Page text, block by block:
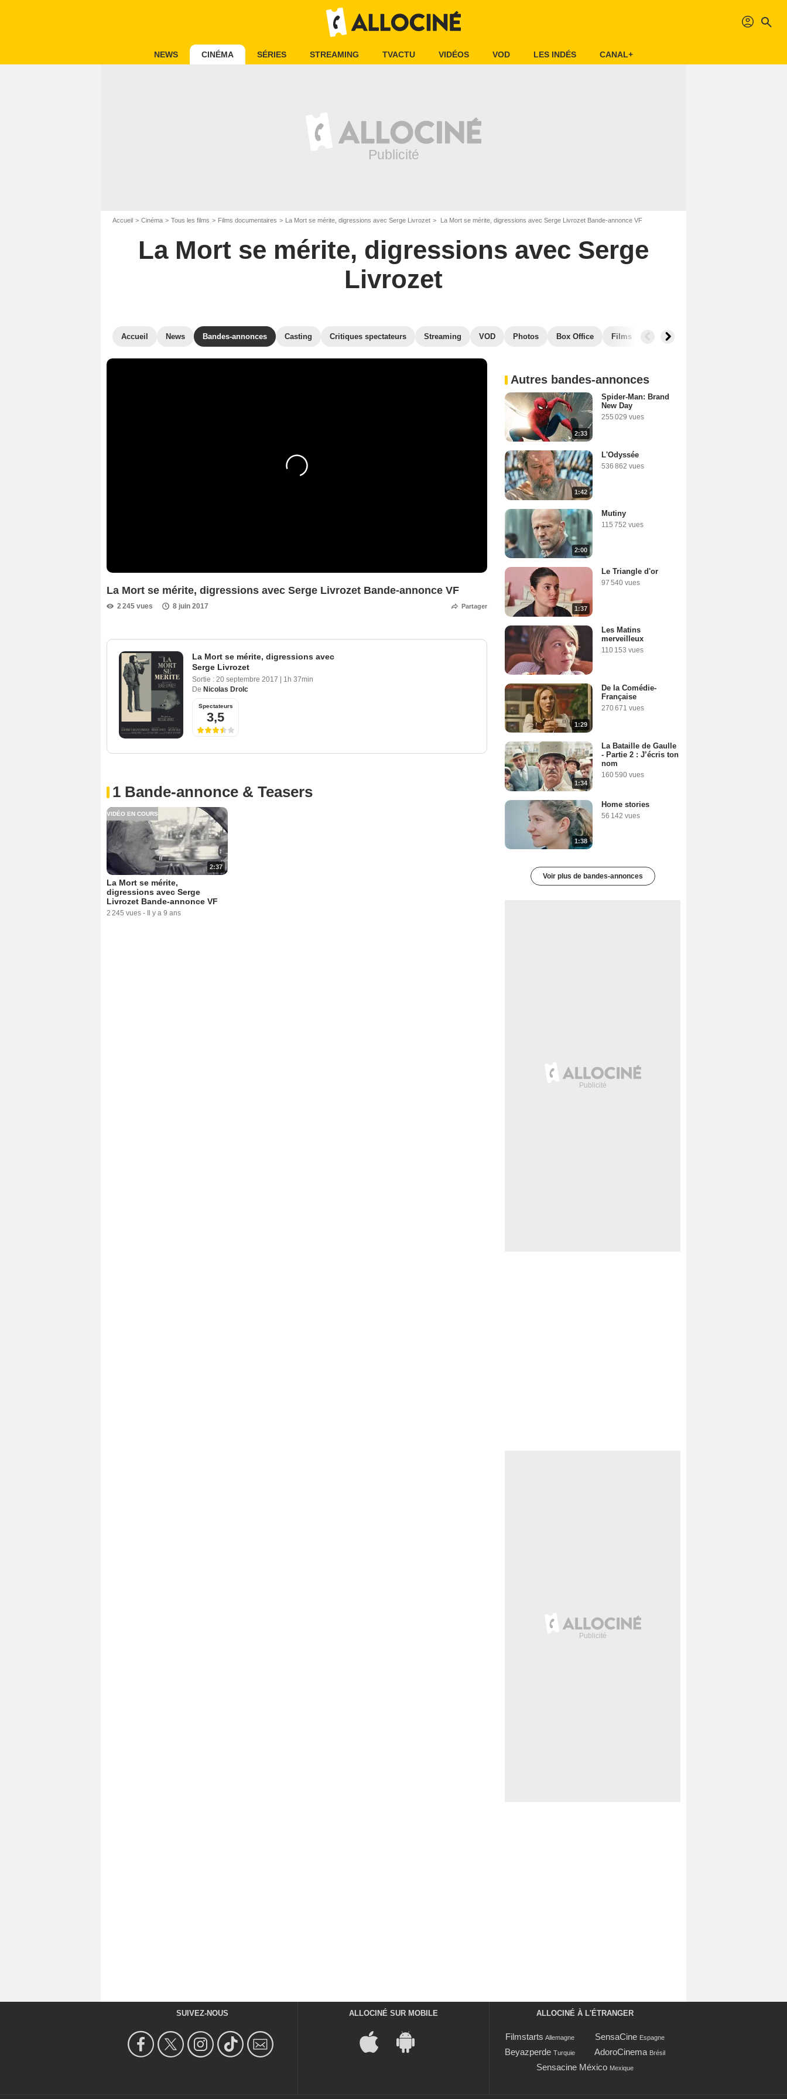
profil search
NEWS CINÉMA SÉRIES STREAMING TVACTU VIDÉOS VOD LES INDÉS CANAL+
Accueil Cinéma Tous les films Films documentaires La Mort se mérite, digressions avec Serge Livrozet La Mort se mérite, digressions avec Serge Livrozet Bande-annonce VF
La Mort se mérite, digressions avec Serge
Livrozet
Accueil News Bandes-annonces Casting Critiques spectateurs Streaming VOD Photos Box Office Films similaires
La Mort se mérite, digressions avec Serge Livrozet Bande-annonce VF
2 245 vues 8 juin 2017 Partager
La Mort se mérite, digressions avec
Serge Livrozet
Sortie : 20 septembre 2017
1h 37min
De Nicolas Drolc
Spectateurs
3,5
1 Bande-annonce & Teasers
2:37
VIDÉO EN COURS
La Mort se mérite,
digressions avec Serge
Livrozet Bande-annonce VF
2 245 vues - Il y a 9 ans
Autres bandes-annonces
2:33
Spider-Man: Brand
New Day
255 029 vues
1:42
L'Odyssée
536 862 vues
2:00
Mutiny
115 752 vues
1:37
Le Triangle d'or
97 540 vues
Les Matins
merveilleux
110 153 vues
1:29
De la Comédie-
Française
270 671 vues
1:34
La Bataille de Gaulle
- Partie 2 : J’écris ton
nom
160 590 vues
1:38
Home stories
56 142 vues
Voir plus de bandes-annonces
SUIVEZ-NOUS ALLOCINÉ SUR MOBILE ALLOCINÉ À L'ÉTRANGER
Filmstarts Allemagne SensaCine Espagne
Beyazperde Turquie AdoroCinema Brésil
Sensacine México Mexique